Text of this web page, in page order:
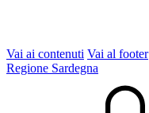
Vai ai contenuti Vai al footer
Regione Sardegna